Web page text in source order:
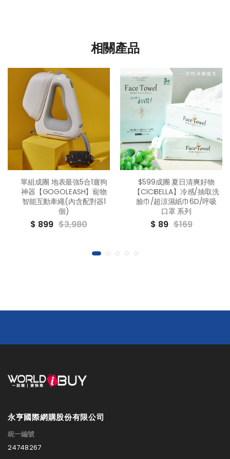
相關產品
單組成團 地表最強5合1遛狗
神器【GOGOLEASH】寵物
智能互動牽繩(內含配對器1
個)
$ 899 $3,980
$599成團 夏日清爽好物
【CICIBELLA】冷感/抽取洗
臉巾/超涼濕紙巾6D/呼吸
口罩 系列
$ 89 $169
永亨國際網購股份有限公司
統一編號
24748267